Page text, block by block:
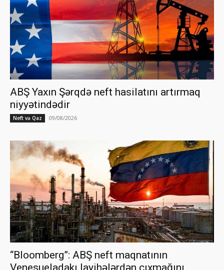
ABŞ Yaxın Şərqdə neft hasilatını artırmaq
niyyətindədir
Neft və Qaz 09/08/2026
“Bloomberg”: ABŞ neft maqnatının
Venesueladakı layihələrdən çıxmağını